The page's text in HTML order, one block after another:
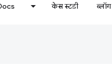
केस स्टडी ब्लॉग